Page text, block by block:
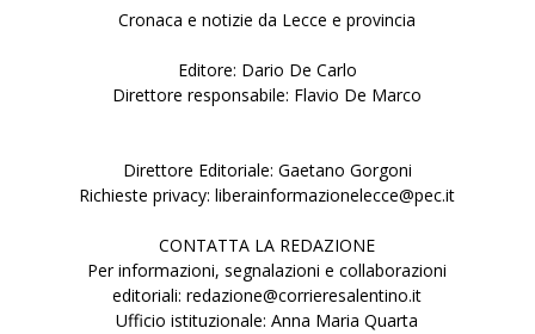
Cronaca e notizie da Lecce e provincia
Editore: Dario De Carlo
Direttore responsabile: Flavio De Marco
Direttore Editoriale: Gaetano Gorgoni
Richieste privacy: liberainformazionelecce@pec.it
CONTATTA LA REDAZIONE
Per informazioni, segnalazioni e collaborazioni
editoriali: redazione@corrieresalentino.it
Ufficio istituzionale: Anna Maria Quarta